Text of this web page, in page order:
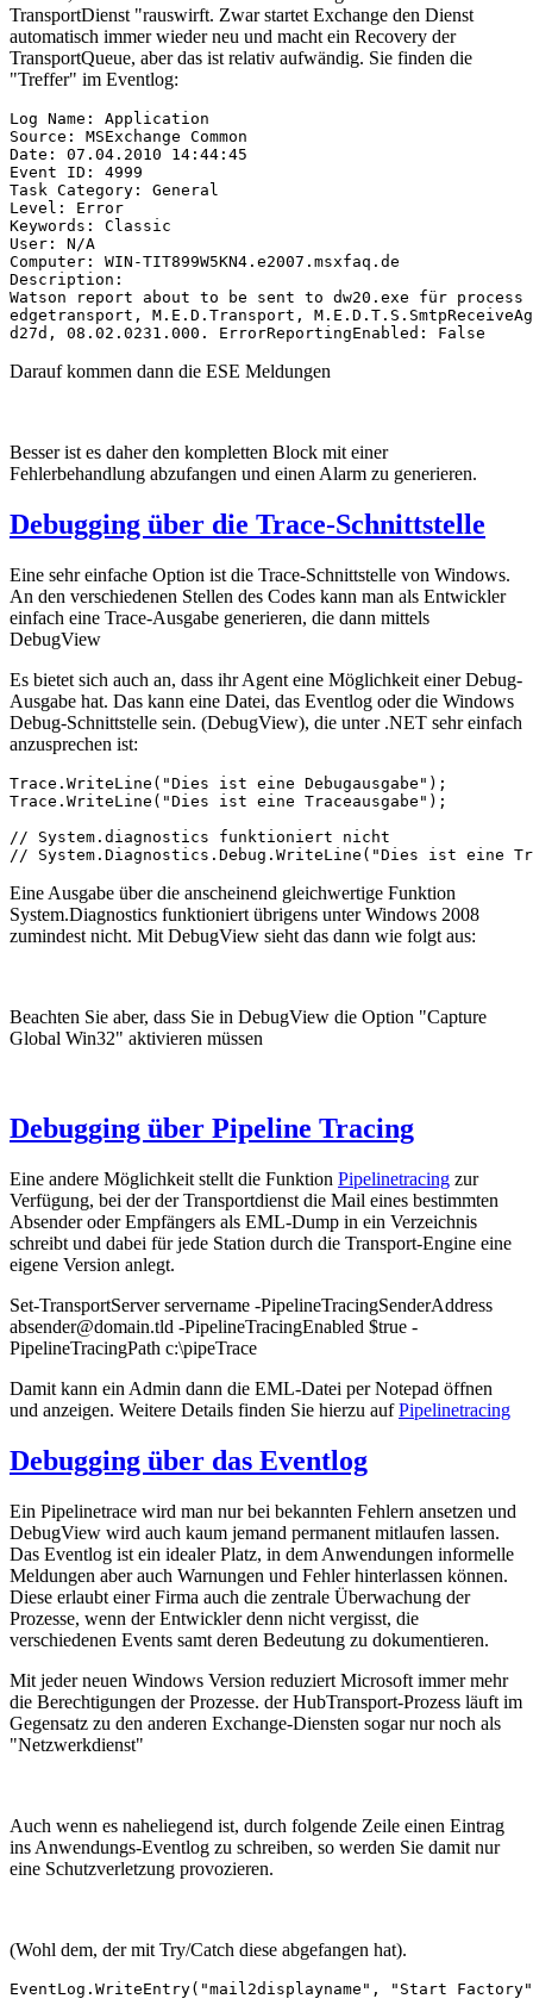
TransportDienst "rauswirft. Zwar startet Exchange den Dienst
automatisch immer wieder neu und macht ein Recovery der
TransportQueue, aber das ist relativ aufwändig. Sie finden die
"Treffer" im Eventlog:
Log Name: Application
Source: MSExchange Common
Date: 07.04.2010 14:44:45
Event ID: 4999
Task Category: General
Level: Error
Keywords: Classic
User: N/A
Computer: WIN-TIT899W5KN4.e2007.msxfaq.de
Description:
Watson report about to be sent to dw20.exe für
edgetransport, M.E.D.Transport,
d27d, 08.02.0231.000. ErrorReportingEnabled: False
Darauf kommen dann die ESE Meldungen
Besser ist es daher den kompletten Block mit einer
Fehlerbehandlung abzufangen und einen Alarm zu generieren.
Debugging über die Trace-Schnittstelle
Eine sehr einfache Option ist die Trace-Schnittstelle von Windows.
An den verschiedenen Stellen des Codes kann man als Entwickler
einfach eine Trace-Ausgabe generieren, die dann mittels
DebugView
Es bietet sich auch an, dass ihr Agent eine Möglichkeit einer Debug-
Ausgabe hat. Das kann eine Datei, das Eventlog oder die Windows
Debug-Schnittstelle sein. (DebugView), die unter .NET sehr einfach
anzusprechen ist:
Trace.WriteLine("Dies ist eine Debugausgabe");
Trace.WriteLine("Dies ist eine Traceausgabe");
// System.diagnostics funktioniert nicht
// System.Diagnostics.Debug.WriteLine("Dies ist eine
Eine Ausgabe über die anscheinend gleichwertige Funktion
System.Diagnostics funktioniert übrigens unter Windows 2008
zumindest nicht. Mit DebugView sieht das dann wie folgt aus:
Beachten Sie aber, dass Sie in DebugView die Option "Capture
Global Win32" aktivieren müssen
Debugging über Pipeline Tracing
Eine andere Möglichkeit stellt die Funktion Pipelinetracing zur
Verfügung, bei der der Transportdienst die Mail eines bestimmten
Absender oder Empfängers als EML-Dump in ein Verzeichnis
schreibt und dabei für jede Station durch die Transport-Engine eine
eigene Version anlegt.
Set-TransportServer servername -PipelineTracingSenderAddress
absender@domain.tld -PipelineTracingEnabled $true -
PipelineTracingPath c:\pipeTrace
Damit kann ein Admin dann die EML-Datei per Notepad öffnen
und anzeigen. Weitere Details finden Sie hierzu aufPipelinetracing
Debugging über das Eventlog
Ein Pipelinetrace wird man nur bei bekannten Fehlern ansetzen und
DebugView wird auch kaum jemand permanent mitlaufen lassen.
Das Eventlog ist ein idealer Platz, in dem Anwendungen informelle
Meldungen aber auch Warnungen und Fehler hinterlassen können.
Diese erlaubt einer Firma auch die zentrale Überwachung der
Prozesse, wenn der Entwickler denn nicht vergisst, die
verschiedenen Events samt deren Bedeutung zu dokumentieren.
Mit jeder neuen Windows Version reduziert Microsoft immer mehr
die Berechtigungen der Prozesse. der HubTransport-Prozess läuft im
Gegensatz zu den anderen Exchange-Diensten sogar nur noch als
"Netzwerkdienst"
Auch wenn es naheliegend ist, durch folgende Zeile einen Eintrag
ins Anwendungs-Eventlog zu schreiben, so werden Sie damit nur
eine Schutzverletzung provozieren.
(Wohl dem, der mit Try/Catch diese abgefangen hat).
EventLog.WriteEntry("mail2displayname", "Start